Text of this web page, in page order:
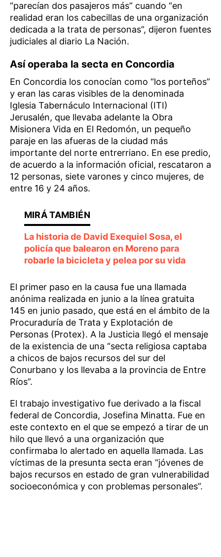
“parecían dos pasajeros más” cuando “en
realidad eran los cabecillas de una organización
dedicada a la trata de personas”, dijeron fuentes
judiciales al diario La Nación.
Así operaba la secta en Concordia
En Concordia los conocían como “los porteños”
y eran las caras visibles de la denominada
Iglesia Tabernáculo Internacional (ITI)
Jerusalén, que llevaba adelante la Obra
Misionera Vida en El Redomón, un pequeño
paraje en las afueras de la ciudad más
importante del norte entrerriano. En ese predio,
de acuerdo a la información oficial, rescataron a
12 personas, siete varones y cinco mujeres, de
entre 16 y 24 años.
La historia de David Exequiel Sosa, el
policía que balearon en Moreno para
robarle la bicicleta y pelea por su vida
El primer paso en la causa fue una llamada
anónima realizada en junio a la línea gratuita
145 en junio pasado, que está en el ámbito de la
Procuraduría de Trata y Explotación de
Personas (Protex). A la Justicia llegó el mensaje
de la existencia de una “secta religiosa captaba
a chicos de bajos recursos del sur del
Conurbano y los llevaba a la provincia de Entre
Ríos”.
El trabajo investigativo fue derivado a la fiscal
federal de Concordia, Josefina Minatta. Fue en
este contexto en el que se empezó a tirar de un
hilo que llevó a una organización que
confirmaba lo alertado en aquella llamada. Las
víctimas de la presunta secta eran “jóvenes de
bajos recursos en estado de gran vulnerabilidad
socioeconómica y con problemas personales”.